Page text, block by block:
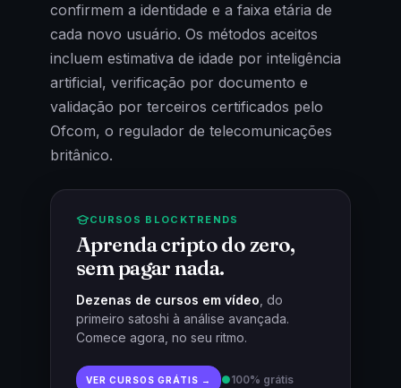
confirmem a identidade e a faixa etária de
cada novo usuário. Os métodos aceitos
incluem estimativa de idade por inteligência
artificial, verificação por documento e
validação por terceiros certificados pelo
Ofcom, o regulador de telecomunicações
britânico.
CURSOS BLOCKTRENDS
Aprenda cripto do zero,
sem pagar nada.
Dezenas de cursos em vídeo , do
primeiro satoshi à análise avançada.
Comece agora, no seu ritmo.
VER CURSOS GRÁTIS → ●100% grátis